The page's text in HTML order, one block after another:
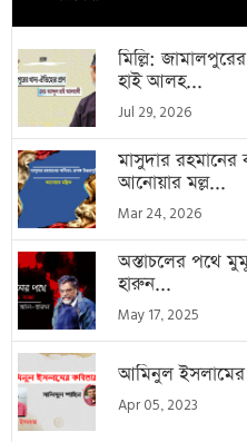
মিল্লি:
হাই আলহ...
Jul 29, 2026
মাসুদার রহমানের
আনোয়ার মল্ল...
Mar 24, 2026
অস্তাচলের পথে
হারুন...
May 17, 2025
আমিনুল ইসলামের
Apr 05, 2023